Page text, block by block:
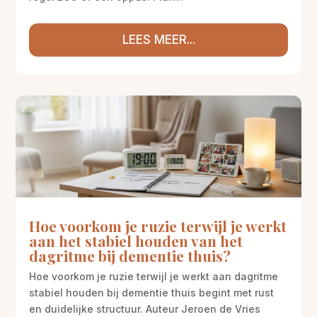
LEES MEER...
Hoe voorkom je ruzie terwijl je werkt
aan het stabiel houden van het
dagritme bij dementie thuis?
Hoe voorkom je ruzie terwijl je werkt aan dagritme
stabiel houden bij dementie thuis begint met rust
en duidelijke structuur. Auteur Jeroen de Vries